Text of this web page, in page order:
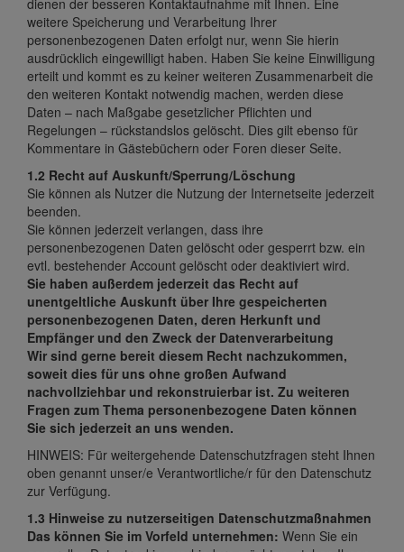
weitere Speicherung und Verarbeitung Ihrer
personenbezogenen Daten erfolgt nur, wenn Sie hierin
ausdrücklich eingewilligt haben. Haben Sie keine Einwilligung
erteilt und kommt es zu keiner weiteren Zusammenarbeit die
den weiteren Kontakt notwendig machen, werden diese
Daten – nach Maßgabe gesetzlicher Pflichten und
Regelungen – rückstandslos gelöscht. Dies gilt ebenso für
Kommentare in Gästebüchern oder Foren dieser Seite.
1.2 Recht auf Auskunft/Sperrung/Löschung
Sie können als Nutzer die Nutzung der Internetseite jederzeit
beenden.
Sie können jederzeit verlangen, dass ihre
personenbezogenen Daten gelöscht oder gesperrt bzw. ein
evtl. bestehender Account gelöscht oder deaktiviert wird.
Sie haben außerdem jederzeit das Recht auf
unentgeltliche Auskunft über Ihre gespeicherten
personenbezogenen Daten, deren Herkunft und
Empfänger und den Zweck der Datenverarbeitung
Wir sind gerne bereit diesem Recht nachzukommen,
soweit dies für uns ohne großen Aufwand
nachvollziehbar und rekonstruierbar ist. Zu weiteren
Fragen zum Thema personenbezogene Daten können
Sie sich jederzeit an uns wenden.
HINWEIS: Für weitergehende Datenschutzfragen steht Ihnen
oben genannt unser/e Verantwortliche/r für den Datenschutz
zur Verfügung.
1.3 Hinweise zu nutzerseitigen Datenschutzmaßnahmen
Das können Sie im Vorfeld unternehmen: Wenn Sie ein